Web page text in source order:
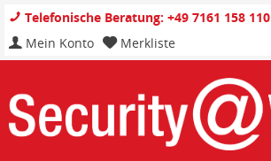
Telefonische Beratung: +49 7161 158 110
Mein Konto Merkliste